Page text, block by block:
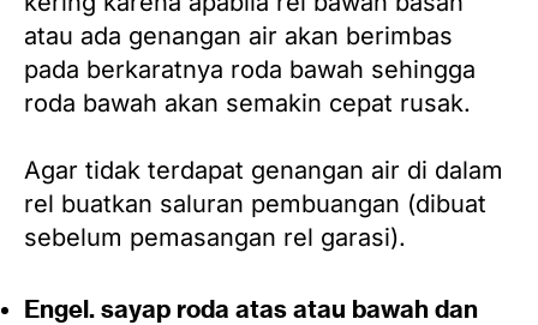
atau ada genangan air akan berimbas
pada berkaratnya roda bawah sehingga
roda bawah akan semakin cepat rusak.
Agar tidak terdapat genangan air di dalam
rel buatkan saluran pembuangan (dibuat
sebelum pemasangan rel garasi).
Engel. sayap roda atas atau bawah dan